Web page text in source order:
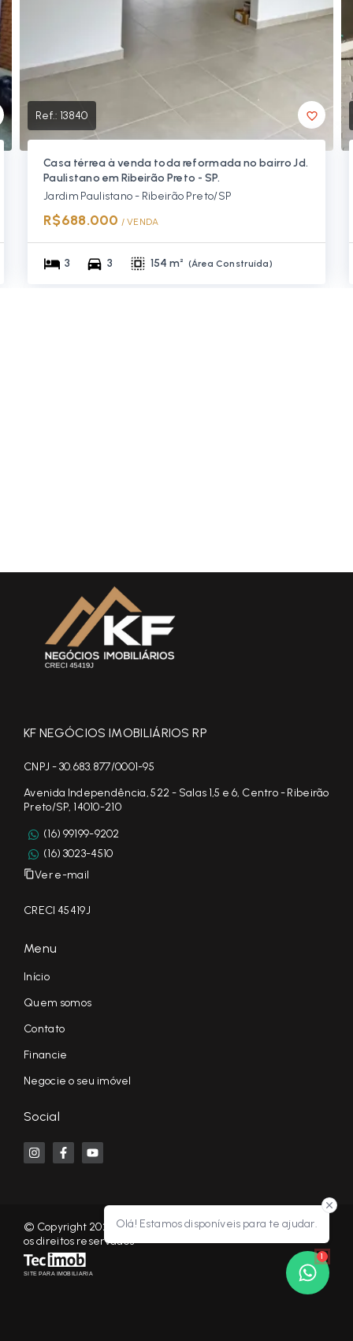
Ref.: 13840
Casa térrea à venda toda reformada no bairro Jd.
Paulistano em Ribeirão Preto - SP.
Jardim Paulistano - Ribeirão Preto/SP
R$688.000 / VENDA
3 3 154 m² (Área Construída)
Olá! Estamos disponíveis para te ajudar.
1
KF NEGÓCIOS IMOBILIÁRIOS RP
CNPJ - 30.683.877/0001-95
Avenida Independência, 522 - Salas 1,5 e 6, Centro - Ribeirão
Preto/SP, 14010-210
(16) 99199-9202
(16) 3023-4510
Ver e-mail
CRECI 45419J
Menu
Início
Quem somos
Contato
Financie
Negocie o seu imóvel
Social
© Copyright 2026 - KF NEGÓCIOS IMOBILIÁRIOS RP - Todos
os direitos reservados
SITE PARA IMOBILIARIA